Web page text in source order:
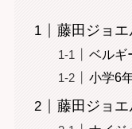
藤田ジョエ
ベルギ
小学6
藤田ジョ